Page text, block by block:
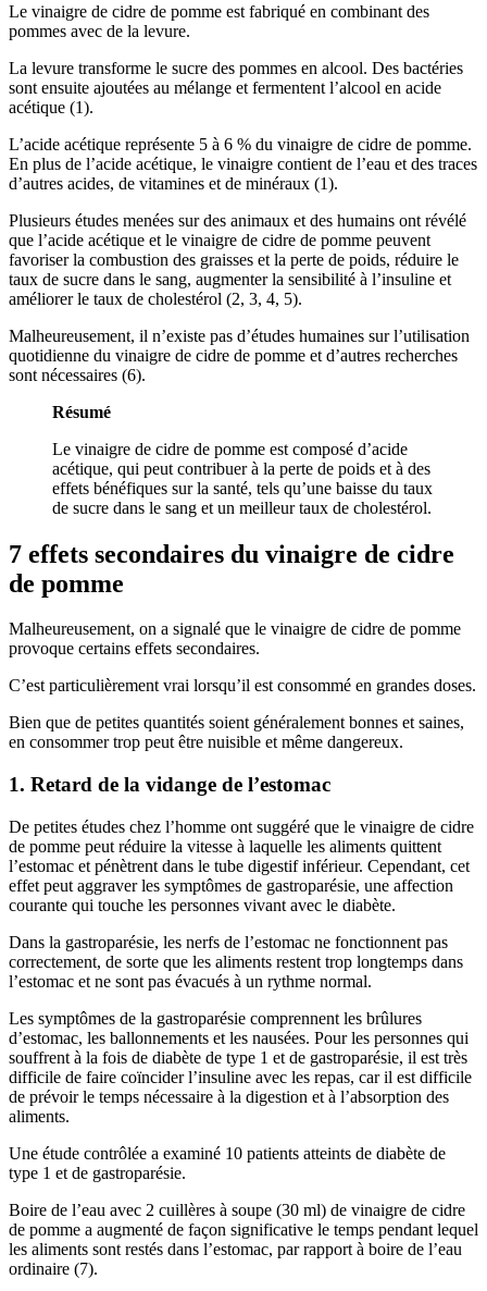
Le vinaigre de cidre de pomme est fabriqué en combinant des
pommes avec de la levure.
La levure transforme le sucre des pommes en alcool. Des bactéries
sont ensuite ajoutées au mélange et fermentent l’alcool en acide
acétique (1).
L’acide acétique représente 5 à 6 % du vinaigre de cidre de pomme.
En plus de l’acide acétique, le vinaigre contient de l’eau et des traces
d’autres acides, de vitamines et de minéraux (1).
Plusieurs études menées sur des animaux et des humains ont révélé
que l’acide acétique et le vinaigre de cidre de pomme peuvent
favoriser la combustion des graisses et la perte de poids, réduire le
taux de sucre dans le sang, augmenter la sensibilité à l’insuline et
améliorer le taux de cholestérol (2, 3, 4, 5).
Malheureusement, il n’existe pas d’études humaines sur l’utilisation
quotidienne du vinaigre de cidre de pomme et d’autres recherches
sont nécessaires (6).
Résumé
Le vinaigre de cidre de pomme est composé d’acide
acétique, qui peut contribuer à la perte de poids et à des
effets bénéfiques sur la santé, tels qu’une baisse du taux
de sucre dans le sang et un meilleur taux de cholestérol.
7 effets secondaires du vinaigre de cidre
de pomme
Malheureusement, on a signalé que le vinaigre de cidre de pomme
provoque certains effets secondaires.
C’est particulièrement vrai lorsqu’il est consommé en grandes doses.
Bien que de petites quantités soient généralement bonnes et saines,
en consommer trop peut être nuisible et même dangereux.
1. Retard de la vidange de l’estomac
De petites études chez l’homme ont suggéré que le vinaigre de cidre
de pomme peut réduire la vitesse à laquelle les aliments quittent
l’estomac et pénètrent dans le tube digestif inférieur. Cependant, cet
effet peut aggraver les symptômes de gastroparésie, une affection
courante qui touche les personnes vivant avec le diabète.
Dans la gastroparésie, les nerfs de l’estomac ne fonctionnent pas
correctement, de sorte que les aliments restent trop longtemps dans
l’estomac et ne sont pas évacués à un rythme normal.
Les symptômes de la gastroparésie comprennent les brûlures
d’estomac, les ballonnements et les nausées. Pour les personnes qui
souffrent à la fois de diabète de type 1 et de gastroparésie, il est très
difficile de faire coïncider l’insuline avec les repas, car il est difficile
de prévoir le temps nécessaire à la digestion et à l’absorption des
aliments.
Une étude contrôlée a examiné 10 patients atteints de diabète de
type 1 et de gastroparésie.
Boire de l’eau avec 2 cuillères à soupe (30 ml) de vinaigre de cidre
de pomme a augmenté de façon significative le temps pendant lequel
les aliments sont restés dans l’estomac, par rapport à boire de l’eau
ordinaire (7).